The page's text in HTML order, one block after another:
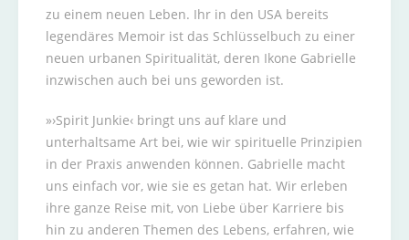
zu einem neuen Leben. Ihr in den USA bereits
legendäres Memoir ist das Schlüsselbuch zu einer
neuen urbanen Spiritualität, deren Ikone Gabrielle
inzwischen auch bei uns geworden ist.
»›Spirit Junkie‹ bringt uns auf klare und
unterhaltsame Art bei, wie wir spirituelle Prinzipien
in der Praxis anwenden können. Gabrielle macht
uns einfach vor, wie sie es getan hat. Wir erleben
ihre ganze Reise mit, von Liebe über Karriere bis
hin zu anderen Themen des Lebens, erfahren, wie